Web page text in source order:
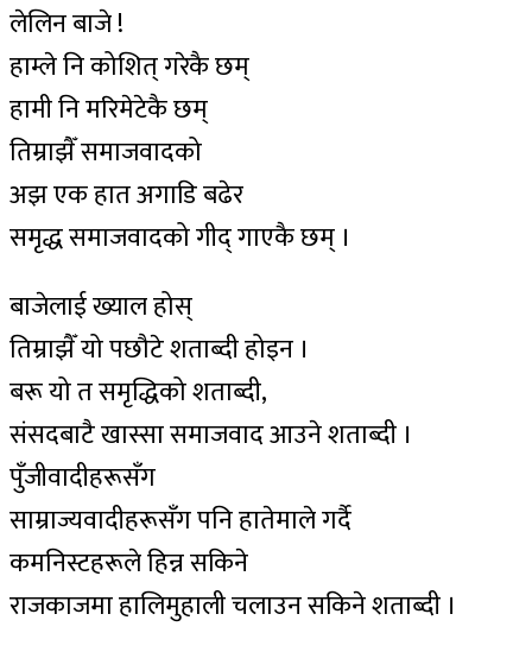
लेलिन बाजे !
हाम्ले नि कोशित् गरेकै छम्
हामी नि मरिमेटेकै छम्
तिम्राझैँ समाजवादको
अझ एक हात अगाडि बढेर
समृद्ध समाजवादको गीद् गाएकै छम् ।
बाजेलाई ख्याल होस्
तिम्राझैँ यो पछौटे शताब्दी होइन ।
बरू यो त समृद्धिको शताब्दी,
संसदबाटै खास्सा समाजवाद आउने शताब्दी ।
पुँजीवादीहरूसँग
साम्राज्यवादीहरूसँग पनि हातेमाले गर्दै
कमनिस्टहरूले हिन्न सकिने
राजकाजमा हालिमुहाली चलाउन सकिने शताब्दी ।